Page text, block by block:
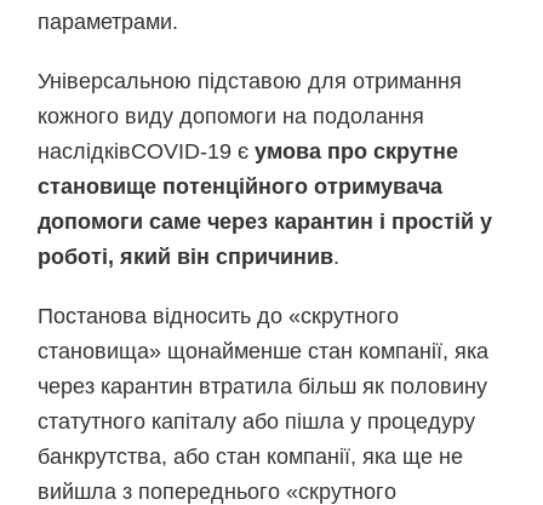
параметрами.
Універсальною підставою для отримання
кожного виду допомоги на подолання
наслідківCOVID-19 єумова про скрутне
становище потенційного отримувача
допомоги саме через карантин і простій у
роботі, який він спричинив.
Постанова відносить до «скрутного
становища» щонайменше стан компанії, яка
через карантин втратила більш як половину
статутного капіталу або пішла у процедуру
банкрутства, або стан компанії, яка ще не
вийшла з попереднього «скрутного